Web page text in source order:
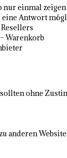
nur einmal zeigen
Antwort
Warenkorb
ohne
anderen